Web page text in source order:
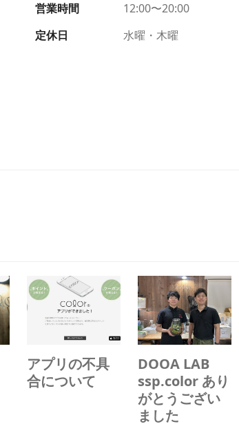
営業時間
12:00〜20:00
定休日
水曜・木曜
アプリの不具
合について
DOOA LAB
ssp.color あり
がとうござい
ました